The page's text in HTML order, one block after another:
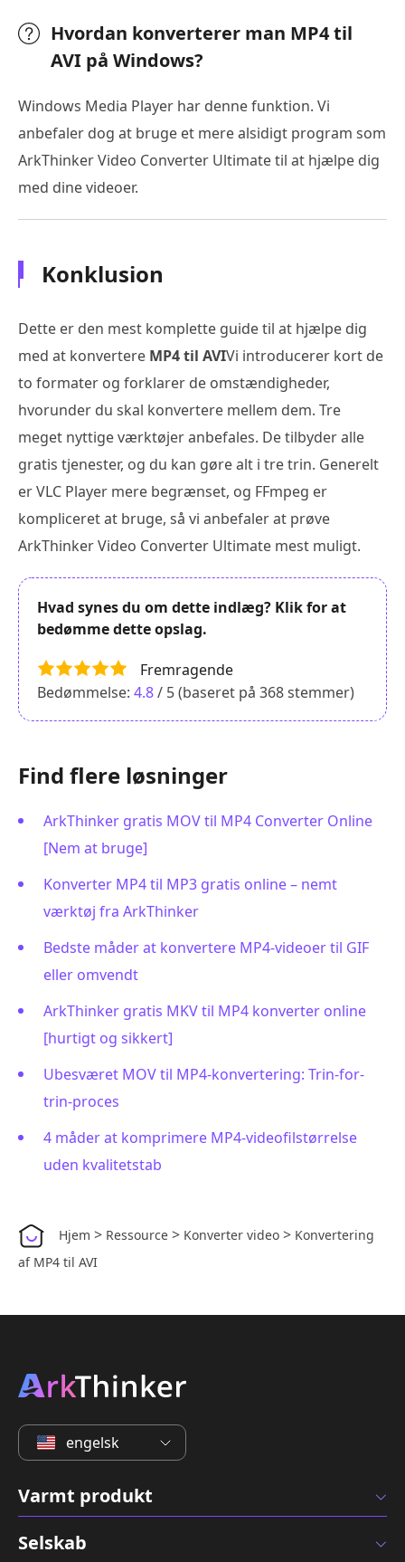
Hvordan konverterer man MP4 til
AVI på Windows?
Windows Media Player har denne funktion. Vi
anbefaler dog at bruge et mere alsidigt program som
ArkThinker Video Converter Ultimate til at hjælpe dig
med dine videoer.
Konklusion
Dette er den mest komplette guide til at hjælpe dig
med at konvertere MP4 til AVIVi introducerer kort de
to formater og forklarer de omstændigheder,
hvorunder du skal konvertere mellem dem. Tre
meget nyttige værktøjer anbefales. De tilbyder alle
gratis tjenester, og du kan gøre alt i tre trin. Generelt
er VLC Player mere begrænset, og FFmpeg er
kompliceret at bruge, så vi anbefaler at prøve
ArkThinker Video Converter Ultimate mest muligt.
Hvad synes du om dette indlæg? Klik for at
bedømme dette opslag.
Fremragende
Bedømmelse: 4.8/ 5 (baseret på 368stemmer)
Find flere løsninger
ArkThinker gratis MOV til MP4 Converter Online
[Nem at bruge]
Konverter MP4 til MP3 gratis online – nemt
værktøj fra ArkThinker
Bedste måder at konvertere MP4-videoer til GIF
eller omvendt
ArkThinker gratis MKV til MP4 konverter online
[hurtigt og sikkert]
Ubesværet MOV til MP4-konvertering: Trin-for-
trin-proces
4 måder at komprimere MP4-videofilstørrelse
uden kvalitetstab
Hjem > Ressource > Konverter video > Konvertering
af MP4 til AVI
engelsk
Varmt produkt
Selskab